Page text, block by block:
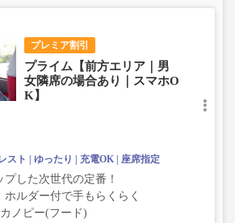
プレミア割引
プライム【前方エリア｜男
女隣席の場合あり｜スマホO
K】
スト ゆったり 充電OK 座席指定
した次世代の定番！
ルダー付で手もらくらく
ノピー(フード)